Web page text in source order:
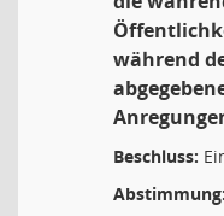
während
Beschluss:
Abstimmung: